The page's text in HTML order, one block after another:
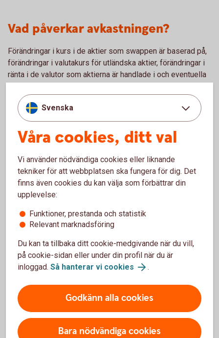
Vad påverkar avkastningen?
Förändringar i kurs i de aktier som swappen är baserad på,
förändringar i valutakurs för utländska aktier, förändringar i
ränta i de valutor som aktierna är handlade i och eventuella
anknyter till de aktier som finns i swappen
För- och nackdelar med aktieswap
Fördelar
En effektiv finansieringsform av aktie innehav.
Administrativ förenkling.
Nackdelar
Bilateralt avtal – inte handlat över börs.
Svenska
Våra cookies, ditt val
Vi använder nödvändiga cookies eller liknande
tekniker för att webbplatsen ska fungera för dig. Det
finns även cookies du kan välja som förbättrar din
upplevelse:
Funktioner, prestanda och statistik
Relevant marknadsföring
Du kan ta tillbaka ditt cookie-medgivande när du vill,
på cookie-sidan eller under din profil när du är
inloggad. Så hanterar vi cookies .
Godkänn alla cookies
Bara nödvändiga cookies